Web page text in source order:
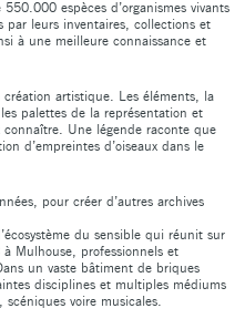
espèces d’organismes vivants
par leurs inventaires, collections et
à une meilleure connaissance et
artistique. Les éléments, la
palettes de la représentation et
Une légende raconte que
d’empreintes d’oiseaux dans le
pour créer d’autres archives
du sensible qui réunit sur
Mulhouse, professionnels et
un vaste bâtiment de briques
disciplines et multiples médiums
scéniques voire musicales.